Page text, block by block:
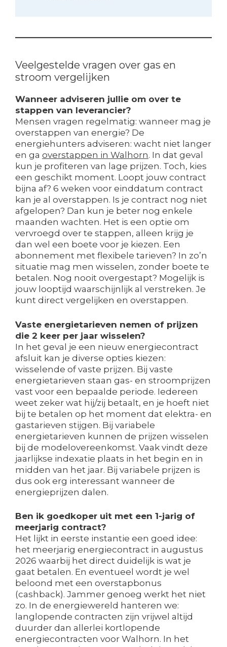
Veelgestelde vragen over gas en
stroom vergelijken
Wanneer adviseren jullie om over te
stappen van leverancier?
Mensen vragen regelmatig: wanneer mag je
overstappen van energie? De
energiehunters adviseren: wacht niet langer
en ga overstappen in Walhorn. In dat geval
kun je profiteren van lage prijzen. Toch, kies
een geschikt moment. Loopt jouw contract
bijna af? 6 weken voor einddatum contract
kan je al overstappen. Is je contract nog niet
afgelopen? Dan kun je beter nog enkele
maanden wachten. Het is een optie om
vervroegd over te stappen, alleen krijg je
dan wel een boete voor je kiezen. Een
abonnement met flexibele tarieven? In zo’n
situatie mag men wisselen, zonder boete te
betalen. Nog nooit overgestapt? Mogelijk is
jouw looptijd waarschijnlijk al verstreken. Je
kunt direct vergelijken en overstappen.
Vaste energietarieven nemen of prijzen
die 2 keer per jaar wisselen?
In het geval je een nieuw energiecontract
afsluit kan je diverse opties kiezen:
wisselende of vaste prijzen. Bij vaste
energietarieven staan gas- en stroomprijzen
vast voor een bepaalde periode. Iedereen
weet zeker wat hij/zij betaalt, en je hoeft niet
bij te betalen op het moment dat elektra- en
gastarieven stijgen. Bij variabele
energietarieven kunnen de prijzen wisselen
bij de modelovereenkomst. Vaak vindt deze
jaarlijkse indexatie plaats in het begin en in
midden van het jaar. Bij variabele prijzen is
dus ook erg interessant wanneer de
energieprijzen dalen.
Ben ik goedkoper uit met een 1-jarig of
meerjarig contract?
Het lijkt in eerste instantie een goed idee:
het meerjarig energiecontract in augustus
2026 waarbij het direct duidelijk is wat je
gaat betalen. En eventueel wordt je wel
beloond met een overstapbonus
(cashback). Jammer genoeg werkt het niet
zo. In de energiewereld hanteren we:
langlopende contracten zijn vrijwel altijd
duurder dan allerlei kortlopende
energiecontracten voor Walhorn. In het